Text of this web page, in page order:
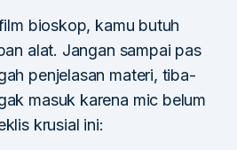
bioskop, kamu butuh
alat. Jangan sampai pas
penjelasan materi, tiba-
masuk karena mic belum
krusial ini: